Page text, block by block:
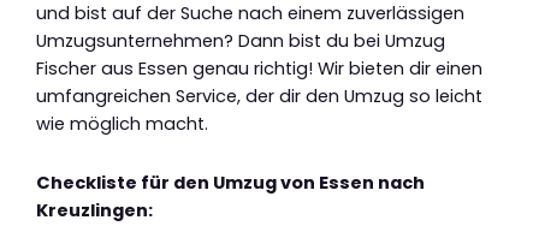
und bist auf der Suche nach einem zuverlässigen
Umzugsunternehmen? Dann bist du bei Umzug
Fischer aus Essen genau richtig! Wir bieten dir einen
umfangreichen Service, der dir den Umzug so leicht
wie möglich macht.
Checkliste für den Umzug von Essen nach
Kreuzlingen: